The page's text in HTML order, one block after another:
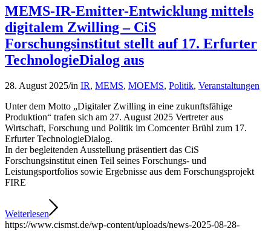
MEMS-IR-Emitter-Entwicklung mittels
digitalem Zwilling – CiS
Forschungsinstitut stellt auf 17. Erfurter
TechnologieDialog aus
28. August 2025/in IR, MEMS, MOEMS, Politik, Veranstaltungen
Unter dem Motto „Digitaler Zwilling in eine zukunftsfähige
Produktion“ trafen sich am 27. August 2025 Vertreter aus
Wirtschaft, Forschung und Politik im Comcenter Brühl zum 17.
Erfurter TechnologieDialog.
In der begleitenden Ausstellung präsentiert das CiS
Forschungsinstitut einen Teil seines Forschungs- und
Leistungsportfolios sowie Ergebnisse aus dem Forschungsprojekt
FIRE
Weiterlesen
https://www.cismst.de/wp-content/uploads/news-2025-08-28-